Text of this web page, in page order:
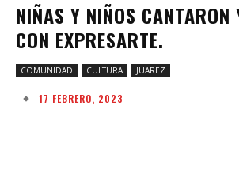
NIÑAS Y NIÑOS
CON EXPRESARTE.
COMUNIDAD CULTURA JUAREZ
17 FEBRERO, 2023